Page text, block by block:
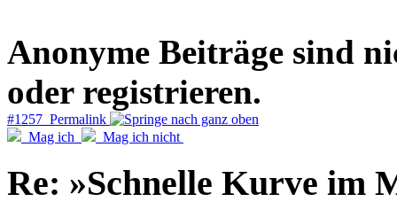
Anonyme Beiträge sind
oder registrieren.
#1257 Permalink
Mag ich
Mag ich nicht
Re: »Schnelle Kurve im